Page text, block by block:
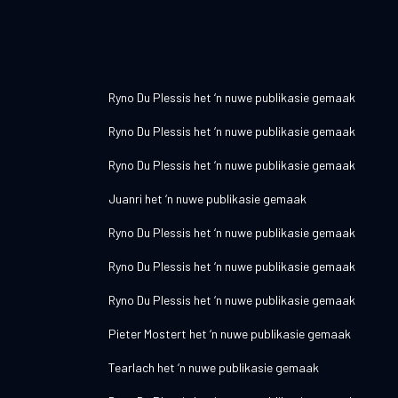
Ryno Du Plessis het ‘n nuwe publikasie gemaak
Ryno Du Plessis het ‘n nuwe publikasie gemaak
Ryno Du Plessis het ‘n nuwe publikasie gemaak
Juanri het ‘n nuwe publikasie gemaak
Ryno Du Plessis het ‘n nuwe publikasie gemaak
Ryno Du Plessis het ‘n nuwe publikasie gemaak
Ryno Du Plessis het ‘n nuwe publikasie gemaak
Pieter Mostert het ‘n nuwe publikasie gemaak
Tearlach het ‘n nuwe publikasie gemaak